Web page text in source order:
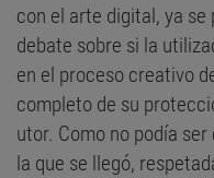
con el arte digital, ya se
debate sobre si la
en el proceso creativo
completo de su
utor. Como no podía
la que se llegó,